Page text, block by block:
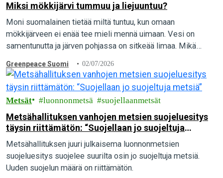
Miksi mökkijärvi tummuu ja liejuuntuu?
Moni suomalainen tietää miltä tuntuu, kun omaan
mökkijärveen ei enää tee mieli mennä uimaan. Vesi on
samentunutta ja järven pohjassa on sitkeää limaa. Mikä
Greenpeace Suomi 02/07/2026
Metsät luonnonmetsä suojellaanmetsät
Metsähallituksen vanhojen metsien suojeluesitys
täysin riittämätön: “Suojellaan jo suojeltuja
metsiä”
Metsähallituksen juuri julkaisema luonnonmetsien
suojeluesitys suojelee suurilta osin jo suojeltuja metsiä.
Uuden suojelun määrä on riittämätön.